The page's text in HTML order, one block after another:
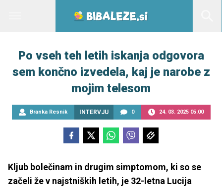
Po vseh teh letih iskanja odgovora
sem končno izvedela, kaj je narobe z
mojim telesom
Branka Resnik INTERVJU 0 24. 03. 2025 05.00
Kljub bolečinam in drugim simptomom, ki so se
začeli že v najstniških letih, je 32-letna Lucija